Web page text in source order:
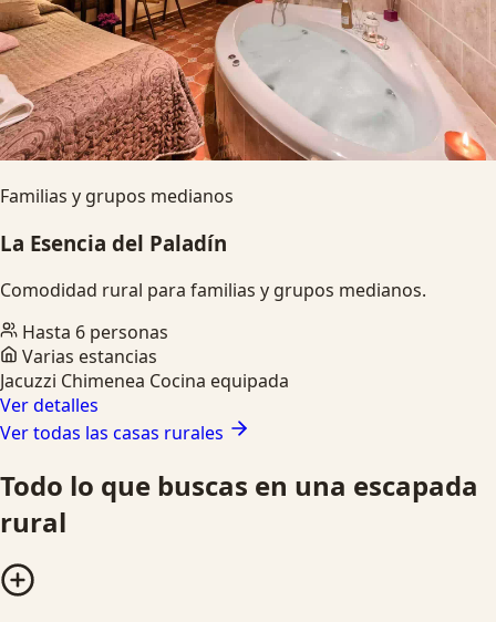
Familias y grupos medianos
La Esencia del Paladín
Comodidad rural para familias y grupos medianos.
Hasta 6 personas
Varias estancias
Jacuzzi Chimenea Cocina equipada
Ver detalles
Ver todas las casas rurales
Todo lo que buscas en una escapada
rural